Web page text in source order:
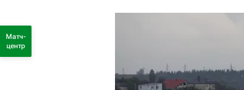
Матч-
центр